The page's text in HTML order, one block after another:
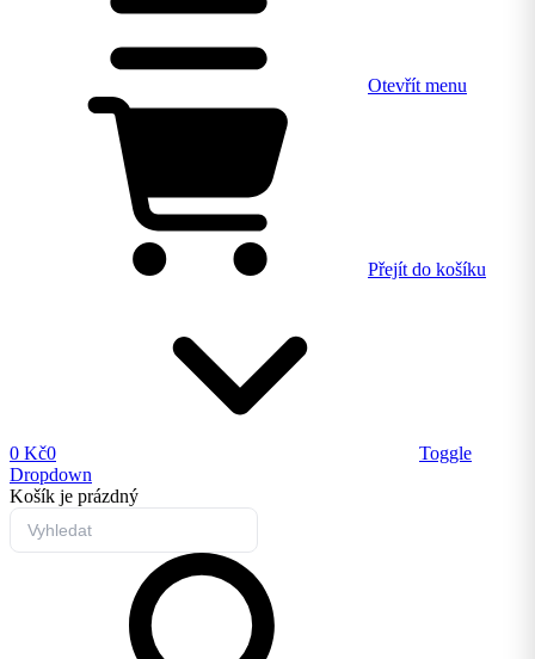
Otevřít menu
Přejít do košíku
0 Kč0
Toggle
Dropdown
Košík je prázdný